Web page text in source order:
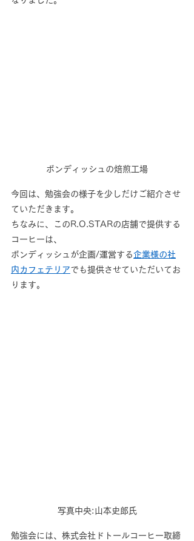
ボンディッシュの焙煎工場
今回は、勉強会の様子を少しだけご紹介させ
ていただきます。
ちなみに、このR.O.STARの店舗で提供する
コーヒーは、
ボンディッシュが企画/運営する企業様の社
内カフェテリアでも提供させていただいてお
ります。
写真中央:山本史郎氏
勉強会には、株式会社ドトールコーヒー取締